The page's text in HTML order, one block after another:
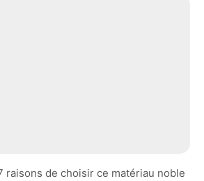
raisons de choisir ce matériau noble